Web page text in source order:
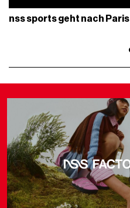
nss sports geht nach Paris